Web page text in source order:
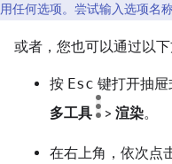
用任何选项。尝试输入选项名
或者，您也可以通过以
按 Esc 键打开抽
多工具
> 渲染。
在右上角，依次点